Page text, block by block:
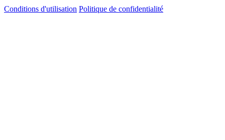
Conditions d'utilisation Politique de confidentialité